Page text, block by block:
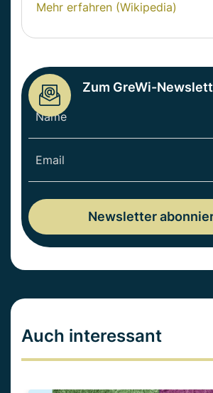
Mehr erfahren (Wikipedia)
Zum GreWi-
Auch interessant